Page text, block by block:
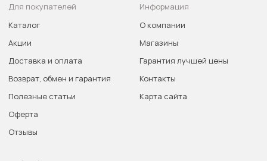
Для покупателей
Каталог
Акции
Доставка и оплата
Возврат, обмен и гарантия
Полезные статьи
Оферта
Отзывы
Информация
О компании
Магазины
Гарантия лучшей цены
Контакты
Карта сайта